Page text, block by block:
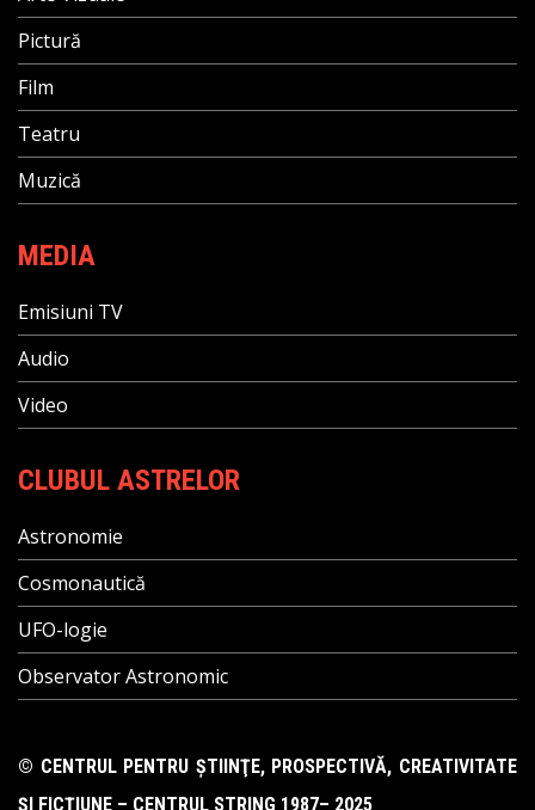
Pictură
Film
Teatru
Muzică
MEDIA
Emisiuni TV
Audio
Video
CLUBUL ASTRELOR
Astronomie
Cosmonautică
UFO-logie
Observator Astronomic
© CENTRUL PENTRU ŞTIINŢE, PROSPECTIVĂ, CREATIVITATE
ŞI FICŢIUNE – CENTRUL STRING 1987– 2025